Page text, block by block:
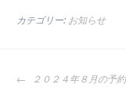
カテゴリー: お知らせ
投２０２４年８月の予